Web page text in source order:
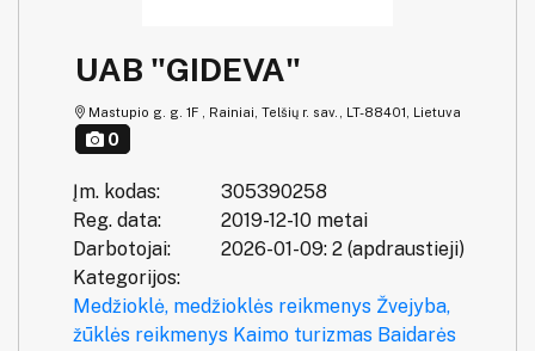
UAB "GIDEVA"
Mastupio g. g. 1F , Rainiai, Telšių r. sav., LT-88401, Lietuva
0
Įm. kodas:
305390258
Reg. data:
2019-12-10 metai
Darbotojai:
2026-01-09: 2 (apdraustieji)
Kategorijos:
Medžioklė, medžioklės reikmenys Žvejyba,
žūklės reikmenys Kaimo turizmas Baidarės